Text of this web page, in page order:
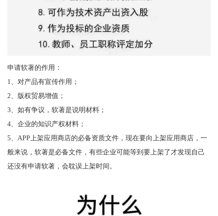
申请软著的作用：
1、对产品有宣传作用；
2、版权贸易增值；
3、如有争议，软著是说明材料；
4、企业的知识产权材料；
5、APP上架应用商店的必备资质文件，现在要向上架应用商店，一
般来说，软著是必备文件，有些企业可能等到要上架了才发现自己
还没有申请软著，会耽误上架时间。